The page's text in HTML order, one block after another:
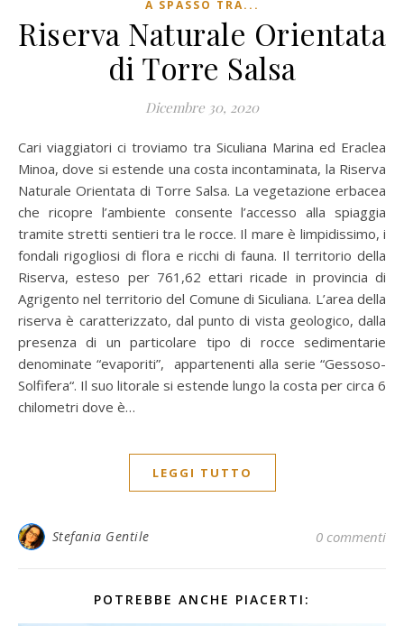
A SPASSO TRA...
Riserva Naturale Orientata
di Torre Salsa
Dicembre 30, 2020
Cari viaggiatori ci troviamo tra Siculiana Marina ed Eraclea
Minoa, dove si estende una costa incontaminata, la Riserva
Naturale Orientata di Torre Salsa. La vegetazione erbacea
che ricopre l’ambiente consente l’accesso alla spiaggia
tramite stretti sentieri tra le rocce. Il mare è limpidissimo, i
fondali rigogliosi di flora e ricchi di fauna. Il territorio della
Riserva, esteso per 761,62 ettari ricade in provincia di
Agrigento nel territorio del Comune di Siculiana. L’area della
riserva è caratterizzato, dal punto di vista geologico, dalla
presenza di un particolare tipo di rocce sedimentarie
denominate “evaporiti”, appartenenti alla serie “Gessoso-
Solfifera“. Il suo litorale si estende lungo la costa per circa 6
chilometri dove è…
LEGGI TUTTO
Stefania Gentile 0 commenti
POTREBBE ANCHE PIACERTI: